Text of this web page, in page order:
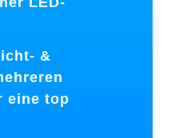
&
eine top